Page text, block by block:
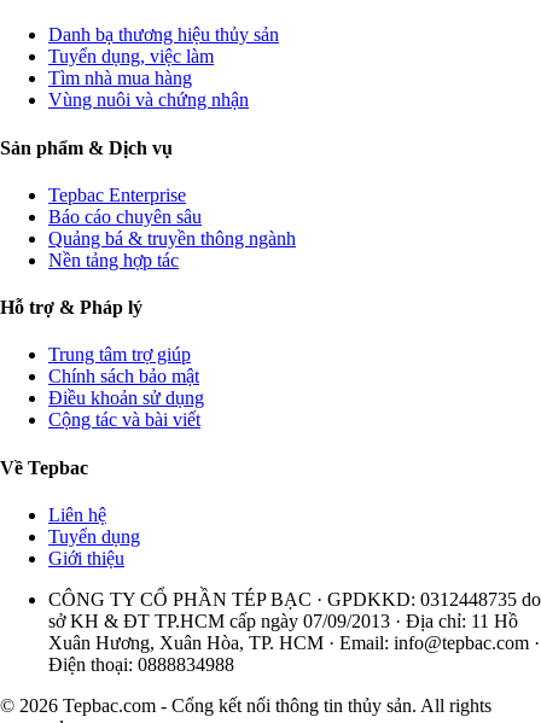
Danh bạ thương hiệu thủy sản
Tuyển dụng, việc làm
Tìm nhà mua hàng
Vùng nuôi và chứng nhận
Sản phẩm & Dịch vụ
Tepbac Enterprise
Báo cáo chuyên sâu
Quảng bá & truyền thông ngành
Nền tảng hợp tác
Hỗ trợ & Pháp lý
Trung tâm trợ giúp
Chính sách bảo mật
Điều khoản sử dụng
Cộng tác và bài viết
Về Tepbac
Liên hệ
Tuyển dụng
Giới thiệu
CÔNG TY CỔ PHẦN TÉP BẠC · GPDKKD: 0312448735 do
sở KH & ĐT TP.HCM cấp ngày 07/09/2013 · Địa chỉ: 11 Hồ
Xuân Hương, Xuân Hòa, TP. HCM · Email: info@tepbac.com ·
Điện thoại: 0888834988
© 2026 Tepbac.com - Cổng kết nối thông tin thủy sản. All rights